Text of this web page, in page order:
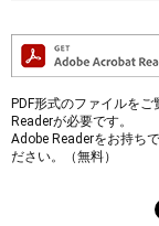
PDF形式のファイルを
Readerが必要です。
Adobe Readerをお持ち
ださい。（無料）